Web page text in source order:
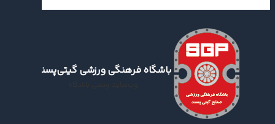
باشگاه فرهنگی ورزشی گیتی‌پسند